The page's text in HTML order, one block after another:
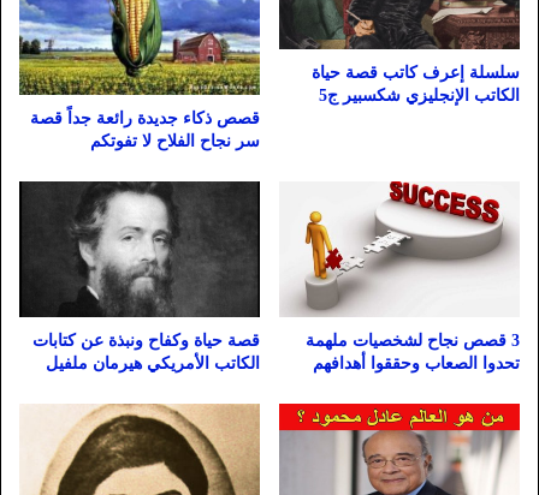
سلسلة إعرف كاتب قصة حياة
الكاتب الإنجليزي شكسبير ج5
قصص ذكاء جديدة رائعة جداً قصة
سر نجاح الفلاح لا تفوتكم
3 قصص نجاح لشخصيات ملهمة
تحدوا الصعاب وحققوا أهدافهم
قصة حياة وكفاح ونبذة عن كتابات
الكاتب الأمريكي هيرمان ملفيل